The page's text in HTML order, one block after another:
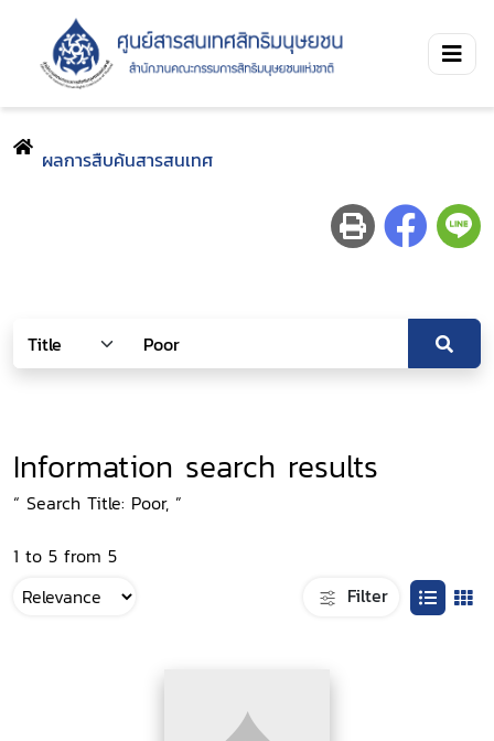
ผลการสืบค้นสารสนเทศ
Information search results
“ Search Title: Poor, ”
1 to 5 from 5
Filter